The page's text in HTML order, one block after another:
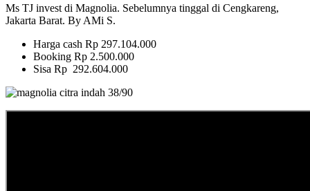
Ms TJ invest di Magnolia. Sebelumnya tinggal di Cengkareng,
Jakarta Barat. By AMi S.
Harga cash Rp 297.104.000
Booking Rp 2.500.000
Sisa Rp 292.604.000